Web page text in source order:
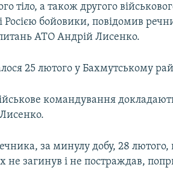
тіло, а також другого
бойовики, повідомив
АТО Андрій Лисенко.
25 лютого у Бахмутському
командування
за минулу добу, 28 лютого,
не загинув і не постраждав,